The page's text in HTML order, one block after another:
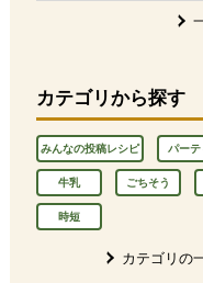
カテゴリから探す
みんなの投稿レシピ パーテ
牛乳 ごちそう
時短
カテゴリの